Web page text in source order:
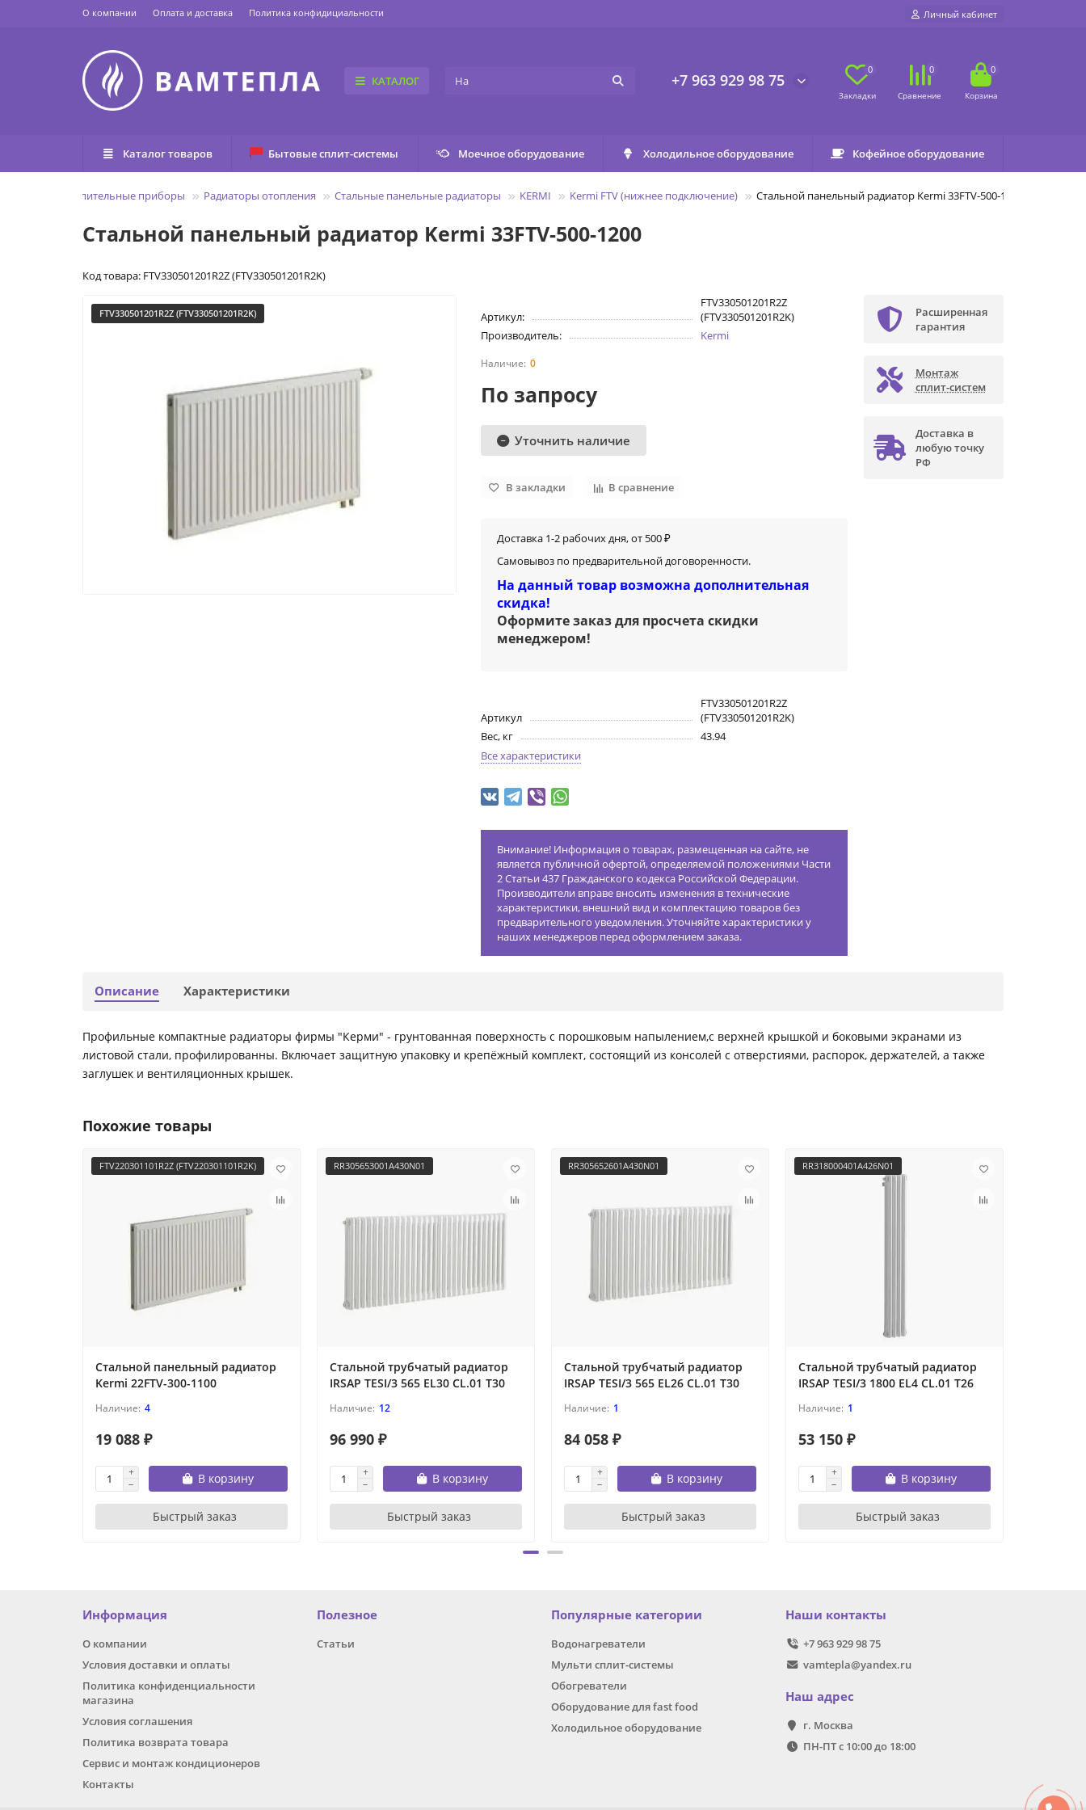
О компании Оплата и доставка Политика конфидициальности Личный кабинет
КАТАЛОГ +7 963 929 98 75
0 0 0
Каталог товаров Бытовые сплит-системы Моечное оборудование Холодильное оборудование Кофейное оборудование
Отопительные приборы Радиаторы отопления Стальные панельные радиаторы KERMI Kermi FTV (нижнее подключение) Стальной панельный радиатор Kermi 33FTV-500-1200
Стальной панельный радиатор Kermi 33FTV-500-1200
Код товара: FTV330501201R2Z (FTV330501201R2K)
FTV330501201R2Z (FTV330501201R2K) Артикул:
FTV330501201R2Z
(FTV330501201R2K)
Производитель:
Kermi
0
По запросу
Уточнить наличие
В закладки В сравнение
Доставка 1-2 рабочих дня, от 500 ₽
Самовывоз по предварительной договоренности.
На данный товар возможна дополнительная
скидка!
Оформите заказ для просчета скидки
менеджером!
Артикул
FTV330501201R2Z
(FTV330501201R2K)
Вес, кг
43.94
Все характеристики
Внимание! Информация о товарах, размещенная на сайте, не
является публичной офертой, определяемой положениями Части
2 Статьи 437 Гражданского кодекса Российской Федерации.
Производители вправе вносить изменения в технические
характеристики, внешний вид и комплектацию товаров без
предварительного уведомления. Уточняйте характеристики у
наших менеджеров перед оформлением заказа.
Расширенная
гарантия
Монтаж
сплит-систем
Доставка в
любую точку
РФ
Описание Характеристики
Профильные компактные радиаторы фирмы "Керми" - грунтованная поверхность с порошковым напылением,с верхней крышкой и боковыми экранами из
листовой стали, профилированны. Включает защитную упаковку и крепёжный комплект, состоящий из консолей с отверстиями, распорок, держателей, а также
заглушек и вентиляционных крышек.
Похожие товары
FTV220301101R2Z (FTV220301101R2K)
Стальной панельный радиатор
Kermi 22FTV-300-1100
4
19 088 ₽
В корзину
Быстрый заказ
RR305653001A430N01
Стальной трубчатый радиатор
IRSAP TESI/3 565 EL30 CL.01 T30
12
96 990 ₽
В корзину
Быстрый заказ
RR305652601A430N01
Стальной трубчатый радиатор
IRSAP TESI/3 565 EL26 CL.01 T30
1
84 058 ₽
В корзину
Быстрый заказ
RR318000401A426N01
Стальной трубчатый радиатор
IRSAP TESI/3 1800 EL4 CL.01 T26
1
53 150 ₽
В корзину
Быстрый заказ
Информация
О компании
Условия доставки и оплаты
Политика конфиденциальности
магазина
Условия соглашения
Политика возврата товара
Сервис и монтаж кондиционеров
Контакты
Полезное
Статьи
Популярные категории
Водонагреватели
Мульти сплит-системы
Обогреватели
Оборудование для fast food
Холодильное оборудование
Наши контакты
+7 963 929 98 75
vamtepla@yandex.ru
Наш адрес
г. Москва
ПН-ПТ с 10:00 до 18:00